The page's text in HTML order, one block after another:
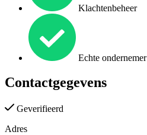
Klachtenbeheer
Echte ondernemer
Contactgegevens
Geverifieerd
Adres